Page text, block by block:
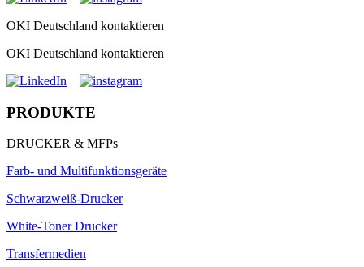
OKI Deutschland kontaktieren
OKI Deutschland kontaktieren
PRODUKTE
DRUCKER & MFPs
Farb- und Multifunktionsgeräte
Schwarzweiß-Drucker
White-Toner Drucker
Transfermedien